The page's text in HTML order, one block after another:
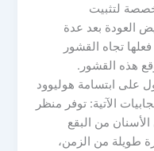
لتثبيت
العودة بعد عدة
تجاه القشور
هذه القشور.
على ابتسامة هوليوود
الآتية: توفر منظر
من البقع
طويلة من الزمن،